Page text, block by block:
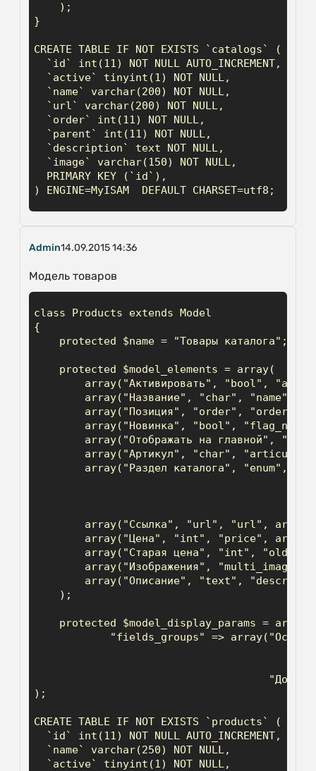
    );
}
CREATE TABLE IF NOT EXISTS `catalogs` (
  `id` int(11) NOT NULL AUTO_INCREMENT,
  `active` tinyint(1) NOT NULL,
  `name` varchar(200) NOT NULL,
  `url` varchar(200) NOT NULL,
  `order` int(11) NOT NULL,
  `parent` int(11) NOT NULL,
  `description` text NOT NULL,
  `image` varchar(150) NOT NULL,
  PRIMARY KEY (`id`),
) ENGINE=MyISAM  DEFAULT CHARSET=utf8;
Admin14.09.2015 14:36
Модель товаров
class Products extends Model
{
    protected $name = "Товары каталога";
    protected $model_elements = array(
array("Активировать", "bool",
array("Название", "char", "name",
        array("Позиция", "order", "order"),
array("Новинка", "bool",
array("Отображать на главной",
        array("Артикул", "char", "articul"),
array("Раздел каталога", "enum",
array("Ссылка", "url", "url",
array("Цена", "int", "price",
array("Старая цена", "int",
array("Изображения",
array("Описание", "text",
    );
    protected $model_display_params = array(
"fields_groups" =>
);
CREATE TABLE IF NOT EXISTS `products` (
  `id` int(11) NOT NULL AUTO_INCREMENT,
  `name` varchar(250) NOT NULL,
  `active` tinyint(1) NOT NULL,